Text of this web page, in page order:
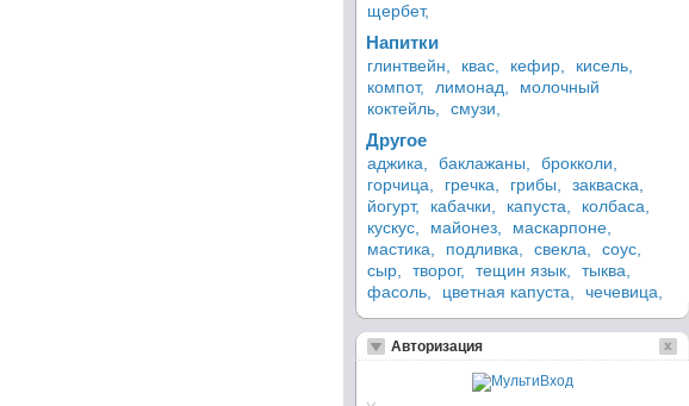
щербет,
Напитки
глинтвейн, квас, кефир,
кисель,
компот,
лимонад,
молочный
коктейль,
смузи,
Другое
аджика, баклажаны,
брокколи,
горчица,
гречка, грибы,
закваска,
йогурт,
кабачки, капуста,
колбаса,
кускус,
майонез,
маскарпоне,
мастика,
подливка, свекла,
соус,
сыр,
творог, тещин язык,
тыква,
фасоль,
цветная капуста, чечевица,
Авторизация